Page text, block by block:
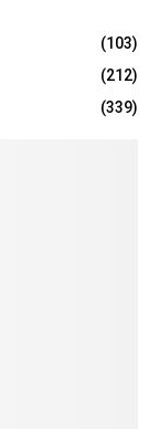
(103)
(212)
(339)